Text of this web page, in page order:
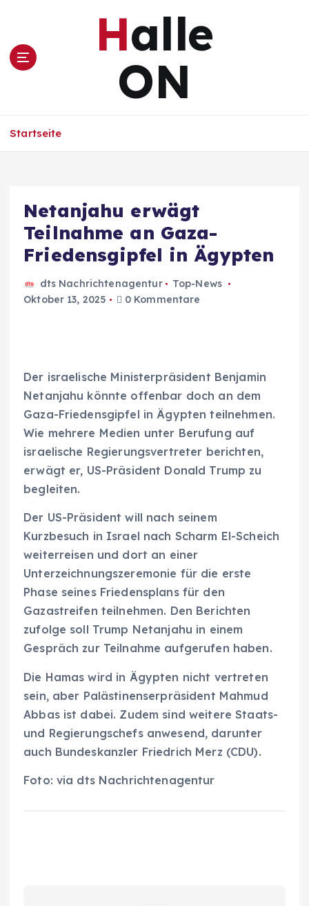
s
Halle
ON
Startseite
Netanjahu erwägt
Teilnahme an Gaza-
Friedensgipfel in Ägypten
dts Nachrichtenagentur
Top-News
Oktober 13, 2025
0 Kommentare
Der israelische Ministerpräsident Benjamin
Netanjahu könnte offenbar doch an dem
Gaza-Friedensgipfel in Ägypten teilnehmen.
Wie mehrere Medien unter Berufung auf
israelische Regierungsvertreter berichten,
erwägt er, US-Präsident Donald Trump zu
begleiten.
Der US-Präsident will nach seinem
Kurzbesuch in Israel nach Scharm El-Scheich
weiterreisen und dort an einer
Unterzeichnungszeremonie für die erste
Phase seines Friedensplans für den
Gazastreifen teilnehmen. Den Berichten
zufolge soll Trump Netanjahu in einem
Gespräch zur Teilnahme aufgerufen haben.
Die Hamas wird in Ägypten nicht vertreten
sein, aber Palästinenserpräsident Mahmud
Abbas ist dabei. Zudem sind weitere Staats-
und Regierungschefs anwesend, darunter
auch Bundeskanzler Friedrich Merz (CDU).
Foto: via dts Nachrichtenagentur